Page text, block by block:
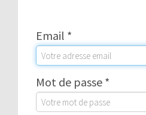
Email *
Mot de passe *